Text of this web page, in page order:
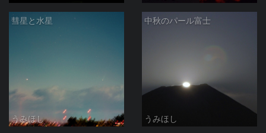
彗星と水星
うみほし
中秋のパール富士
うみほし